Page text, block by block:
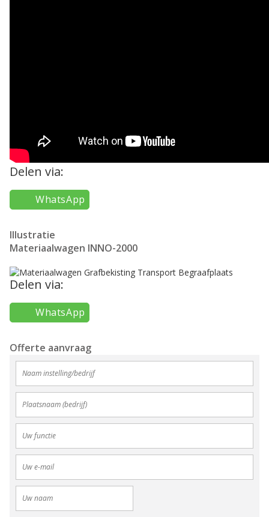
Delen via:
WhatsApp
Illustratie
Materiaalwagen INNO-2000
Delen via:
WhatsApp
Offerte aanvraag